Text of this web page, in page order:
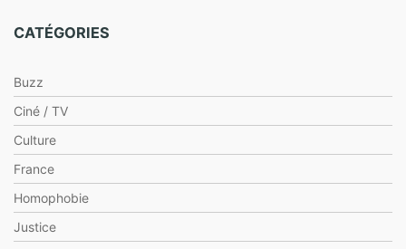
CATÉGORIES
Buzz
Ciné / TV
Culture
France
Homophobie
Justice